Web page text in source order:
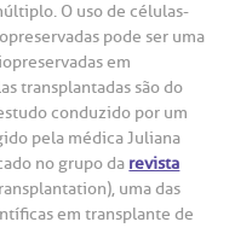
qualidade do
da BP, tirar
elogios
serviços.
às 18h
e
O uso de células-
pode ser uma
em
transplantadas são do
conduzido por um
pela médica Juliana
no grupo da revista
uma das
em transplante de